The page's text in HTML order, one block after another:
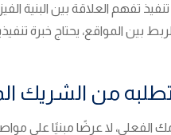
تفهم العلاقة بين البنية
بين المواقع، يحتاج خبرة
من الشريك
لا عرضًا مبنيًا على